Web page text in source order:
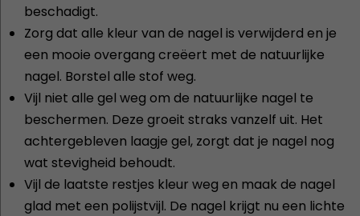
beschadigt.
Zorg dat alle kleur van de nagel is verwijderd en je
een mooie overgang creëert met de natuurlijke
nagel. Borstel alle stof weg.
Vijl niet alle gel weg om de natuurlijke nagel te
beschermen. Deze groeit straks vanzelf uit. Het
achtergebleven laagje gel, zorgt dat je nagel nog
wat stevigheid behoudt.
Vijl de laatste restjes kleur weg en maak de nagel
glad met een polijstvijl. De nagel krijgt nu een lichte